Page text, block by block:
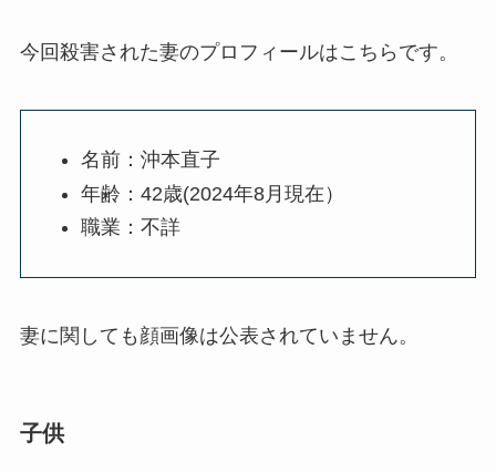
今回殺害された妻のプロフィールはこちらです。
名前：沖本直子
年齢：42歳(2024年8月現在）
職業：不詳
妻に関しても顔画像は公表されていません。
子供